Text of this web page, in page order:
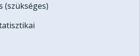
emailben, banki átutalással
(szükséges)